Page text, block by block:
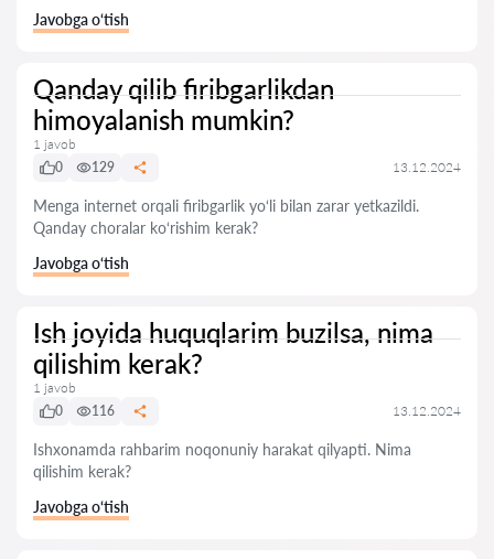
Javobga o‘tish
Qanday qilib firibgarlikdan
himoyalanish mumkin?
1 javob
0
129 13.12.2024
Menga internet orqali firibgarlik yo‘li bilan zarar yetkazildi.
Qanday choralar ko‘rishim kerak?
Javobga o‘tish
Ish joyida huquqlarim buzilsa, nima
qilishim kerak?
1 javob
0
116 13.12.2024
Ishxonamda rahbarim noqonuniy harakat qilyapti. Nima
qilishim kerak?
Javobga o‘tish